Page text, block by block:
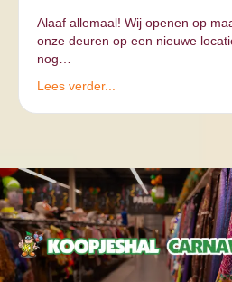
Alaaf allemaal! Wij openen op
onze deuren op een nieuwe
nog…
Lees verder...